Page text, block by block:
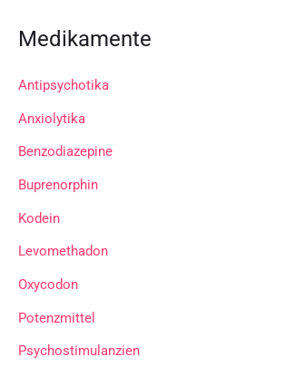
Medikamente
Antipsychotika
Anxiolytika
Benzodiazepine
Buprenorphin
Kodein
Levomethadon
Oxycodon
Potenzmittel
Psychostimulanzien